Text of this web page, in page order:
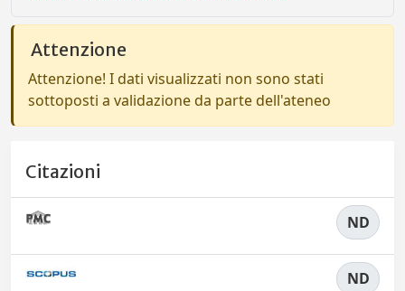
Attenzione
Attenzione! I dati visualizzati non sono stati
sottoposti a validazione da parte dell'ateneo
Citazioni
ND
ND